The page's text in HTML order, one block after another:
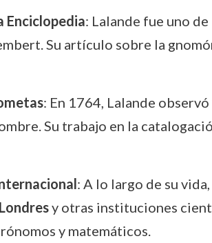
Enciclopedia: Lalande fue uno
Su artículo sobre la
: En 1764, Lalande
Su trabajo en la
: A lo largo de su
y otras instituciones
y matemáticos.